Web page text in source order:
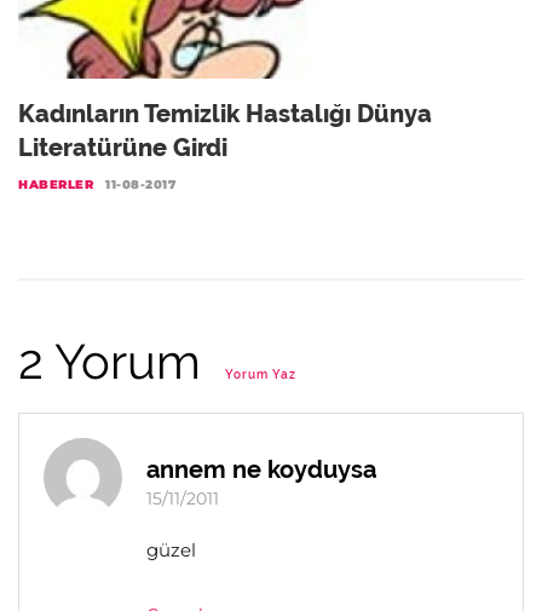
Kadınların Temizlik Hastalığı Dünya
Literatürüne Girdi
HABERLER 11-08-2017
2 Yorum Yorum Yaz
annem ne koyduysa
15/11/2011
güzel